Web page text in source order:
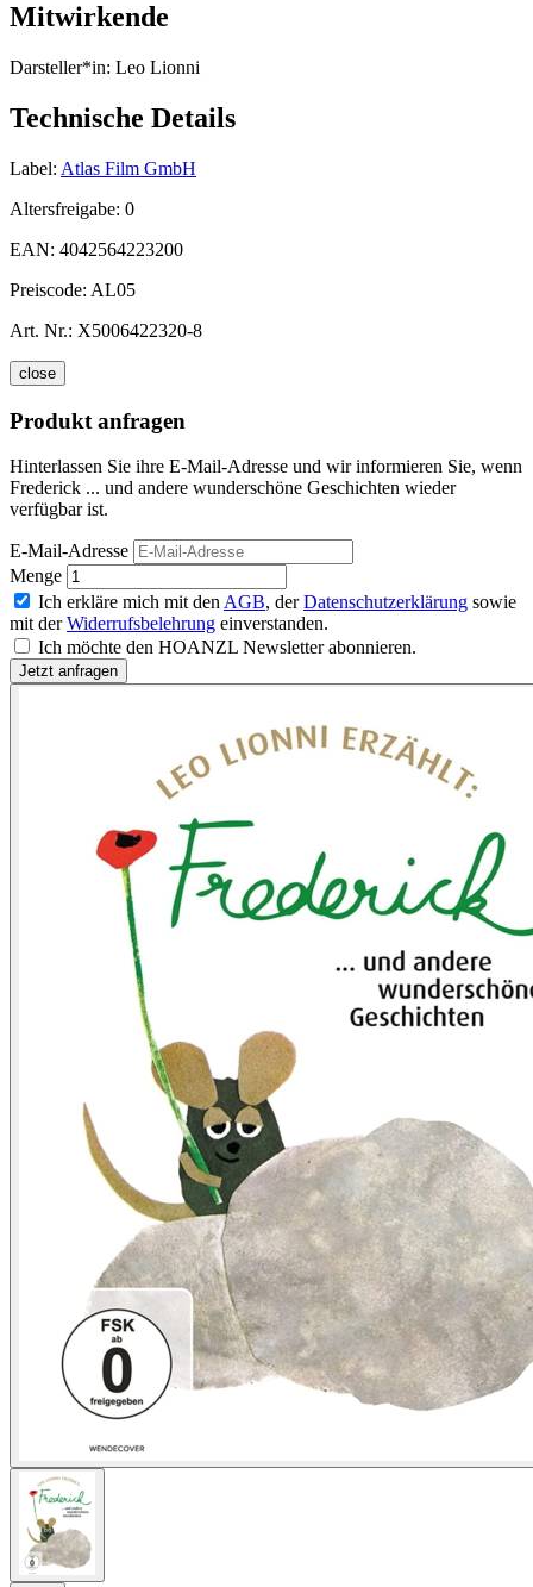
Mitwirkende
Darsteller*in: Leo Lionni
Technische Details
Label: Atlas Film GmbH
Altersfreigabe: 0
EAN: 4042564223200
Preiscode: AL05
Art. Nr.: X5006422320-8
close
Produkt anfragen
Hinterlassen Sie ihre E-Mail-Adresse und wir informieren Sie, wenn
Frederick ... und andere wunderschöne Geschichten wieder
verfügbar ist.
E-Mail-Adresse
Menge
Ich erkläre mich mit den AGB, derDatenschutzerklärung sowie
mit derWiderrufsbelehrung einverstanden.
Ich möchte den HOANZL Newsletter abonnieren.